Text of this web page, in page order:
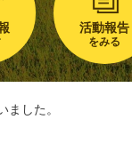
活動報告
をみる
ました。